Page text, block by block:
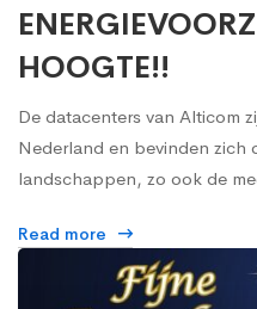
HOOGTE!!
De datacenters van Alticom
Nederland en bevinden zich
landschappen, zo ook de
Read more